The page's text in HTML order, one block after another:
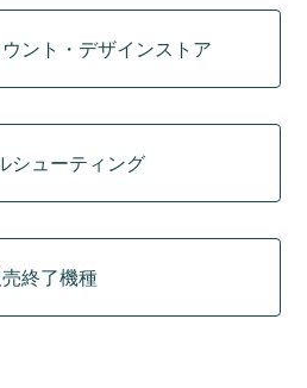
ント・デザインストア
シューティング
終了機種